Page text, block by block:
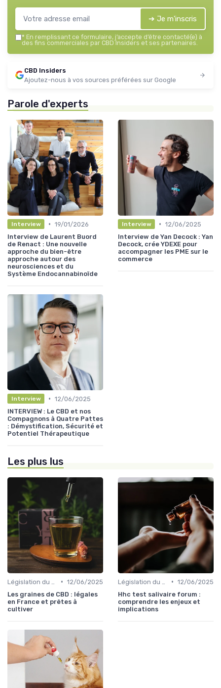
➔ Je m'inscris
* En remplissant ce formulaire, j’accepte d’être contacté(e) à
des fins commerciales par CBD Insiders et ses partenaires.
CBD Insiders
Ajoutez-nous à vos sources préférées sur Google
Parole d'experts
Interview • 19/01/2026
Interview de Laurent Buord
de Renact : Une nouvelle
approche du bien-être
approche autour des
neurosciences et du
Système Endocannabinoïde
Interview • 12/06/2025
Interview de Yan Decock : Yan
Decock, crée YDEXE pour
accompagner les PME sur le
commerce
Interview • 12/06/2025
INTERVIEW : Le CBD et nos
Compagnons à Quatre Pattes
: Démystification, Sécurité et
Potentiel Thérapeutique
Les plus lus
• 12/06/2025
Les graines de CBD : légales
en France et prêtes à
cultiver
• 12/06/2025
Hhc test salivaire forum :
comprendre les enjeux et
implications